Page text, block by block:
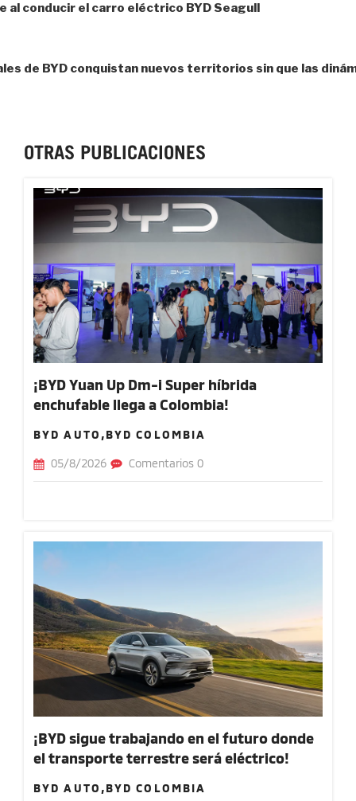
al conducir el carro eléctrico BYD Seagull
de BYD conquistan nuevos territorios sin que las
OTRAS PUBLICACIONES
¡BYD Yuan Up Dm-i Super híbrida
enchufable llega a Colombia!
BYD AUTO,BYD COLOMBIA
05/8/2026 Comentarios 0
¡BYD sigue trabajando en el futuro donde
el transporte terrestre será eléctrico!
BYD AUTO,BYD COLOMBIA